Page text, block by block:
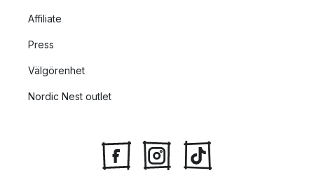
Affiliate
Press
Välgörenhet
Nordic Nest outlet